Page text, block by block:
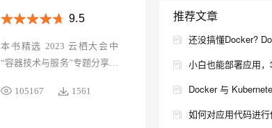
9.5
本书精选 2023 云栖大会中
“容器技术与服务”专题分享精
新发布、容器 AI 工程化创
105167 1561
2023 年
相信通
技术分
来对云
456
推荐文章
还没搞懂Docker? Docker
小白也能部署应用
Docker 与 Kubernetes 容器
如何对应用代码进行